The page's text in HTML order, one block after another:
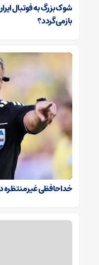
شوک بزرگ به فوتبال
بازمی‌گردد؟
خداحافظی غیرمنتظره